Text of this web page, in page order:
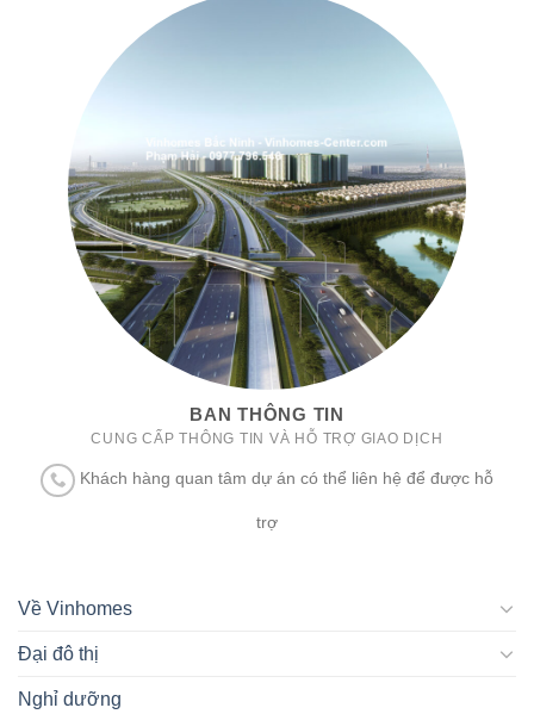
BAN THÔNG TIN
CUNG CẤP THÔNG TIN VÀ HỖ TRỢ GIAO DỊCH
Khách hàng quan tâm dự án có thể liên hệ để được hỗ
trợ
Về Vinhomes
Đại đô thị
Nghỉ dưỡng